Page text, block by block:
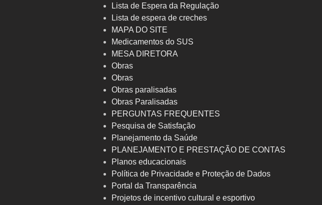
Lista de Espera da Regulação
Lista de espera de creches
MAPA DO SITE
Medicamentos do SUS
MESA DIRETORA
Obras
Obras
Obras paralisadas
Obras Paralisadas
PERGUNTAS FREQUENTES
Pesquisa de Satisfação
Planejamento da Saúde
PLANEJAMENTO E PRESTAÇÃO DE CONTAS
Planos educacionais
Política de Privacidade e Proteção de Dados
Portal da Transparência
Projetos de incentivo cultural e esportivo